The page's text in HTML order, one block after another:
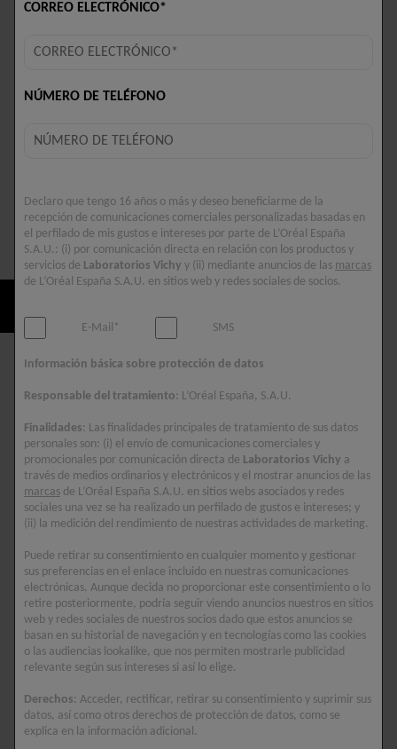
Rutina
Selected size 50 ML
ENCUENTRA UNA
FARMACIA
HIPOALERGÉNICO
Descripción
Redescubre una piel hidratada y redefinida con la
Crema de Día Vichy Neovadiol Complejo
Sustitutivo para pieles secas.
Alrededor de la menopausia, las variaciones
hormonales aceleran el envejecimiento de la piel
provocando pérdida de hidratación, elasticidad y
densidad.
Proxylane, Extracto de Cassia y Ácido Hialurónico,
restaura la densidad y elasticidad al compensar
CORREO ELECTRÓNICO*
NÚMERO DE TELÉFONO
Declaro que tengo 16 años o más y deseo beneficiarme de la
recepción de comunicaciones comerciales personalizadas basadas en
el perfilado de mis gustos e intereses por parte de L’Oréal España
S.A.U.: (i) por comunicación directa en relación con los productos y
servicios de Laboratorios Vichy y (ii) mediante anuncios de las marcas
de L’Oréal España S.A.U. en sitios web y redes sociales de socios.
E-Mail* SMS
Información básica sobre protección de datos
Responsable del tratamiento: L’Oréal España, S.A.U.
Finalidades: Las finalidades principales de tratamiento de sus datos
personales son: (i) el envío de comunicaciones comerciales y
promocionales por comunicación directa de Laboratorios Vichy a
través de medios ordinarios y electrónicos y el mostrar anuncios de las
marcas de L’Oréal España S.A.U. en sitios webs asociados y redes
sociales una vez se ha realizado un perfilado de gustos e intereses; y
(ii) la medición del rendimiento de nuestras actividades de marketing.
Puede retirar su consentimiento en cualquier momento y gestionar
sus preferencias en el enlace incluido en nuestras comunicaciones
electrónicas. Aunque decida no proporcionar este consentimiento o lo
retire posteriormente, podría seguir viendo anuncios nuestros en sitios
web y redes sociales de nuestros socios dado que estos anuncios se
basan en su historial de navegación y en tecnologías como las cookies
o las audiencias lookalike, que nos permiten mostrarle publicidad
relevante según sus intereses si así lo elige.
Derechos: Acceder, rectificar, retirar su consentimiento y suprimir sus
datos, así como otros derechos de protección de datos, como se
explica en la información adicional.